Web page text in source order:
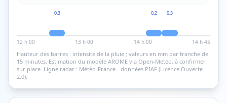
0,3 0,2 0,3
12 h 00 13 h 00 14 h 00 14 h 45
Hauteur des barres : intensité de la pluie ; valeurs en mm par tranche de
15 minutes. Estimation du modèle AROME via Open-Meteo, à confirmer
sur place. Ligne radar : Météo-France - données PIAF (Licence Ouverte
2.0).